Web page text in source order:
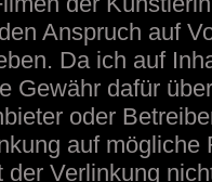
Anspruch auf
Da ich auf
Gewähr dafür
oder
auf
Verlinkung